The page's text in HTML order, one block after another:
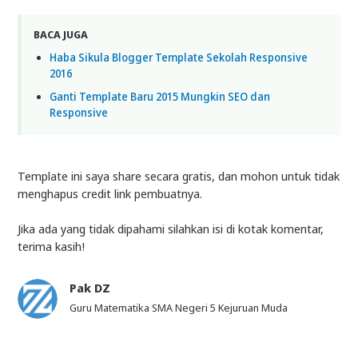
BACA JUGA
Haba Sikula Blogger Template Sekolah Responsive
2016
Ganti Template Baru 2015 Mungkin SEO dan
Responsive
Template ini saya share secara gratis, dan mohon untuk tidak
menghapus credit link pembuatnya.
Jika ada yang tidak dipahami silahkan isi di kotak komentar,
terima kasih!
Pak DZ
Guru Matematika SMA Negeri 5 Kejuruan Muda